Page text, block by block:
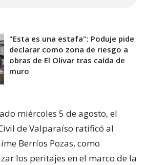
"Esta es una estafa": Poduje pide
declarar como zona de riesgo a
obras de El Olivar tras caída de
muro
miércoles 5 de agosto, el
de Valparaíso ratificó al
Berríos Pozas, como
los peritajes en el marco de la